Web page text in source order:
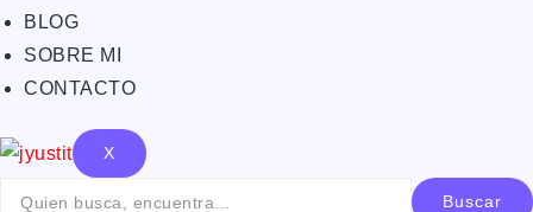
BLOG
SOBRE MI
CONTACTO
X
Buscar